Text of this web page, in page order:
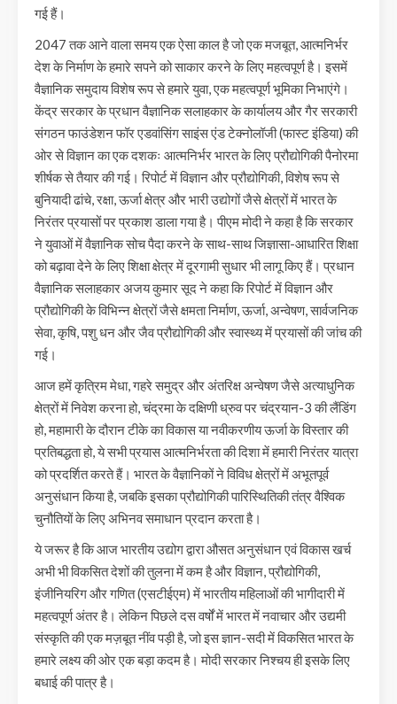
गई हैं।
2047 तक आने वाला समय एक ऐसा काल है जो एक मजबूत, आत्मनिर्भर
देश के निर्माण के हमारे सपने को साकार करने के लिए महत्वपूर्ण है। इसमें
वैज्ञानिक समुदाय विशेष रूप से हमारे युवा, एक महत्वपूर्ण भूमिका निभाएंगे।
केंद्र सरकार के प्रधान वैज्ञानिक सलाहकार के कार्यालय और गैर सरकारी
संगठन फाउंडेशन फॉर एडवांसिंग साइंस एंड टेक्नोलॉजी (फास्ट इंडिया) की
ओर से विज्ञान का एक दशकः आत्मनिर्भर भारत के लिए प्रौद्योगिकी पैनोरमा
शीर्षक से तैयार की गई। रिपोर्ट में विज्ञान और प्रौद्योगिकी, विशेष रूप से
बुनियादी ढांचे, रक्षा, ऊर्जा क्षेत्र और भारी उद्योगों जैसे क्षेत्रों में भारत के
निरंतर प्रयासों पर प्रकाश डाला गया है। पीएम मोदी ने कहा है कि सरकार
ने युवाओं में वैज्ञानिक सोच पैदा करने के साथ-साथ जिज्ञासा-आधारित शिक्षा
को बढ़ावा देने के लिए शिक्षा क्षेत्र में दूरगामी सुधार भी लागू किए हैं। प्रधान
वैज्ञानिक सलाहकार अजय कुमार सूद ने कहा कि रिपोर्ट में विज्ञान और
प्रौद्योगिकी के विभिन्न क्षेत्रों जैसे क्षमता निर्माण, ऊर्जा, अन्वेषण, सार्वजनिक
सेवा, कृषि, पशु धन और जैव प्रौद्योगिकी और स्वास्थ्य में प्रयासों की जांच की
गई।
आज हमें कृत्रिम मेधा, गहरे समुद्र और अंतरिक्ष अन्वेषण जैसे अत्याधुनिक
क्षेत्रों में निवेश करना हो, चंद्रमा के दक्षिणी ध्रुव पर चंद्रयान-3 की लैंडिंग
हो, महामारी के दौरान टीके का विकास या नवीकरणीय ऊर्जा के विस्तार की
प्रतिबद्धता हो, ये सभी प्रयास आत्मनिर्भरता की दिशा में हमारी निरंतर यात्रा
को प्रदर्शित करते हैं। भारत के वैज्ञानिकों ने विविध क्षेत्रों में अभूतपूर्व
अनुसंधान किया है, जबकि इसका प्रौद्योगिकी पारिस्थितिकी तंत्र वैश्विक
चुनौतियों के लिए अभिनव समाधान प्रदान करता है।
ये जरूर है कि आज भारतीय उद्योग द्वारा औसत अनुसंधान एवं विकास खर्च
अभी भी विकसित देशों की तुलना में कम है और विज्ञान, प्रौद्योगिकी,
इंजीनियरिग और गणित (एसटीईएम) में भारतीय महिलाओं की भागीदारी में
महत्वपूर्ण अंतर है। लेकिन पिछले दस वर्षों में भारत में नवाचार और उद्यमी
संस्कृति की एक मज़बूत नींव पड़ी है, जो इस ज्ञान-सदी में विकसित भारत के
हमारे लक्ष्य की ओर एक बड़ा कदम है। मोदी सरकार निश्चय ही इसके लिए
बधाई की पात्र है।